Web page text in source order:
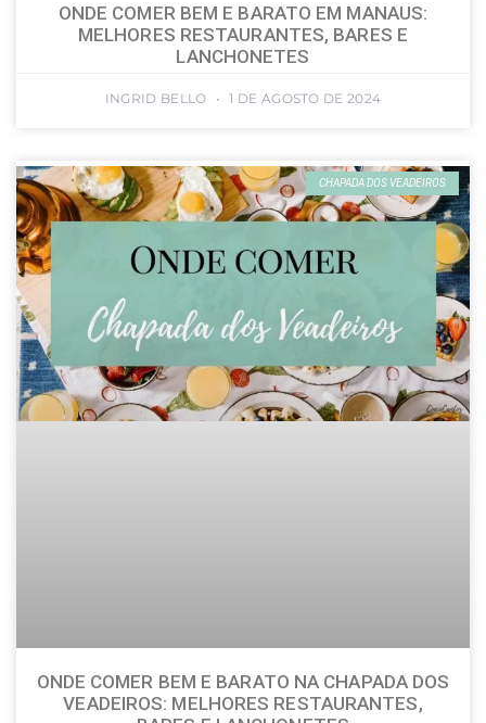
ONDE COMER BEM E BARATO EM MANAUS:
MELHORES RESTAURANTES, BARES E
LANCHONETES
INGRID BELLO 1 DE AGOSTO DE 2024
CHAPADA DOS VEADEIROS
ONDE COMER BEM E BARATO NA CHAPADA DOS
VEADEIROS: MELHORES RESTAURANTES,